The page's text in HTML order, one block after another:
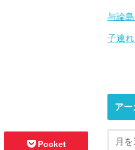
Pocket
与論
子連
アー